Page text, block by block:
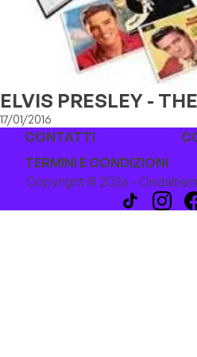
ELVIS PRESLEY -
COLLECTION,
17/01/2016
CONTATTI
TERMINI E CONDIZIONI
Copyright © 2026 -